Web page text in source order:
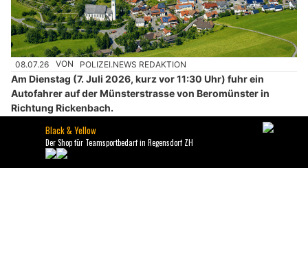
08.07.26 VON POLIZEI.NEWS REDAKTION
Am Dienstag (7. Juli 2026, kurz vor 11:30 Uhr) fuhr ein
Autofahrer auf der Münsterstrasse von Beromünster in
Richtung Rickenbach.
Gleichzeitig war ein E-Bikefahrer auf einer Nebenstrasse
unterwegs und überquerte am Ortsausgang von Rickenbach
die Münsterstrasse.